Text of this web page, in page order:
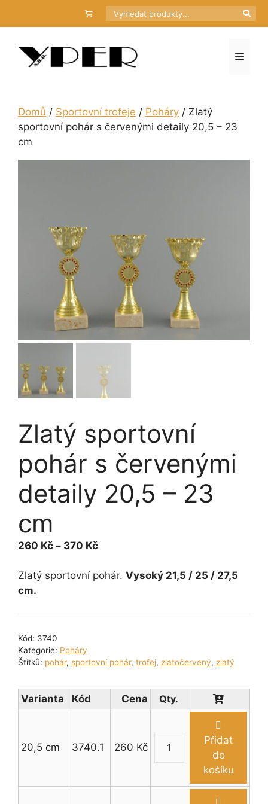
Hledat
Menu
Domů / Sportovní trofeje / Poháry / Zlatý
sportovní pohár s červenými detaily 20,5 – 23
cm
Zlatý sportovní
pohár s červenými
detaily 20,5 – 23
cm
260 Kč – 370 KčRozpětí
260 Kč
Zlatý sportovní pohár. Vysoký 21,5 / 25 / 27,5
cm.
Kód: 3740
Kategorie: Poháry
Štítků: pohár, sportovní pohár, trofej, zlatočervený, zlatý
Varianta Kód Cena
20,5 cm 3740.1 260 Kč
sportovní
pohár
Přidat
do
košíku